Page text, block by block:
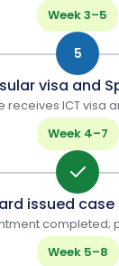
Week 3–5
5
visa and
receives ICT visa
Week 4–7
issued
completed;
Week 5–8